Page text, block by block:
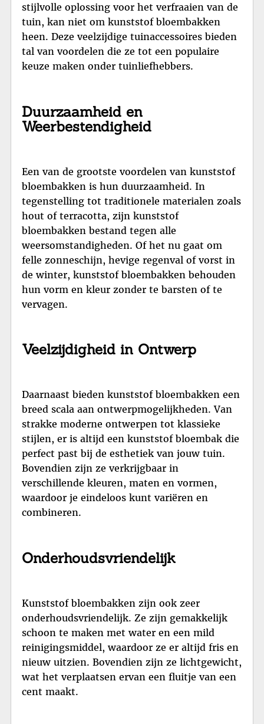
stijlvolle oplossing voor het verfraaien van de
tuin, kan niet om kunststof bloembakken
heen. Deze veelzijdige tuinaccessoires bieden
tal van voordelen die ze tot een populaire
keuze maken onder tuinliefhebbers.
Duurzaamheid en
Weerbestendigheid
Een van de grootste voordelen van kunststof
bloembakken is hun duurzaamheid. In
tegenstelling tot traditionele materialen zoals
hout of terracotta, zijn kunststof
bloembakken bestand tegen alle
weersomstandigheden. Of het nu gaat om
felle zonneschijn, hevige regenval of vorst in
de winter, kunststof bloembakken behouden
hun vorm en kleur zonder te barsten of te
vervagen.
Veelzijdigheid in Ontwerp
Daarnaast bieden kunststof bloembakken een
breed scala aan ontwerpmogelijkheden. Van
strakke moderne ontwerpen tot klassieke
stijlen, er is altijd een kunststof bloembak die
perfect past bij de esthetiek van jouw tuin.
Bovendien zijn ze verkrijgbaar in
verschillende kleuren, maten en vormen,
waardoor je eindeloos kunt variëren en
combineren.
Onderhoudsvriendelijk
Kunststof bloembakken zijn ook zeer
onderhoudsvriendelijk. Ze zijn gemakkelijk
schoon te maken met water en een mild
reinigingsmiddel, waardoor ze er altijd fris en
nieuw uitzien. Bovendien zijn ze lichtgewicht,
wat het verplaatsen ervan een fluitje van een
cent maakt.